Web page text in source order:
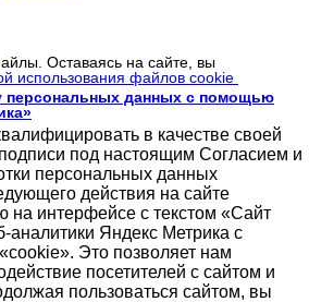
Оставаясь на сайте, вы
использования файлов cookie
персональных данных с помощью
в качестве своей
под настоящим Согласием и
персональных данных
действия на сайте
на интерфейсе с текстом «Сайт
аналитики Яндекс Метрика с
Это позволяет нам
посетителей с сайтом и
пользоваться сайтом, вы